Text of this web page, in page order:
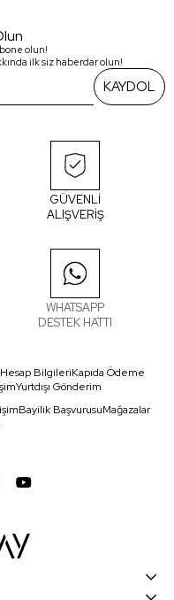
olun!
ilk siz haberdar olun!
KAYDOL
GÜVENLİ
ALIŞVERİŞ
WHATSAPP
DESTEK HATTI
BilgileriKapıda Ödeme
Yurtdışı Gönderim
Bayilik BaşvurusuMağazalar